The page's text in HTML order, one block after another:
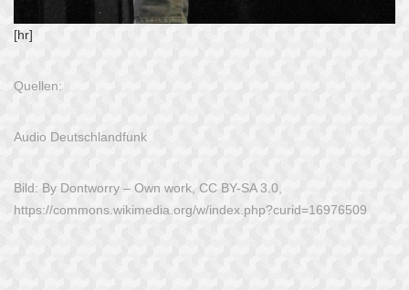
[hr]
Quellen:
Audio Deutschlandfunk
Bild: By Dontworry – Own work, CC BY-SA 3.0,
https://commons.wikimedia.org/w/index.php?curid=16976509